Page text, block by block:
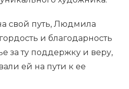
свой путь, Людмила
и благодарность
за ту поддержку и веру,
ей на пути к ее